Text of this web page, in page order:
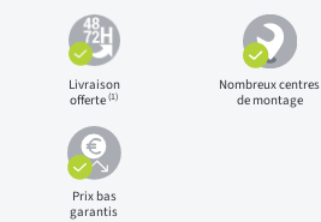
Livraison
offerte(1)
Nombreux centres
de montage
Prix bas
garantis